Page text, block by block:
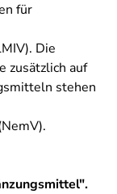
für
Die
zusätzlich auf
stehen